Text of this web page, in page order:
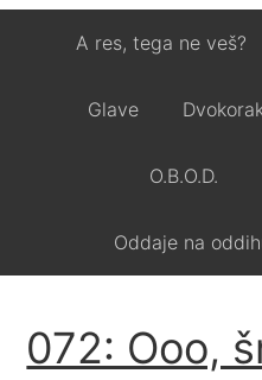
A res, tega ne veš?
Glave
O.B.O.D.
Oddaje na
072: Ooo,